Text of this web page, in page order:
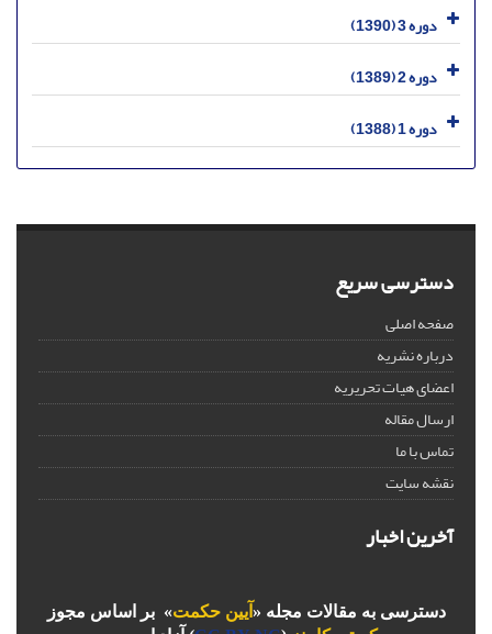
دوره 3 (1390)
دوره 2 (1389)
دوره 1 (1388)
دسترسی سریع
صفحه اصلی
درباره نشریه
اعضای هیات تحریریه
ارسال مقاله
تماس با ما
نقشه سایت
آخرین اخبار
دسترسی به مقالات مجله « آیین حکمت» بر اساس مجوز